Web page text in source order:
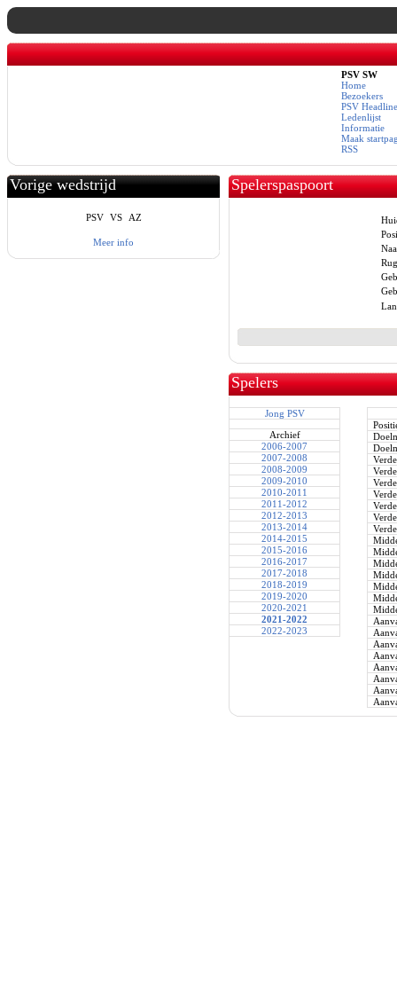
PSV SW
Home
Bezoekers
PSV
Ledenlijst
Informatie
Maak
RSS
Vorige wedstrijd
PSV VS AZ
Meer info
Spelerspaspoort
Spelers
Jong PSV
Archief
2006-2007
2007-2008
2008-2009
2009-2010
2010-2011
2011-2012
2012-2013
2013-2014
2014-2015
2015-2016
2016-2017
2017-2018
2018-2019
2019-2020
2020-2021
2021-2022
2022-2023